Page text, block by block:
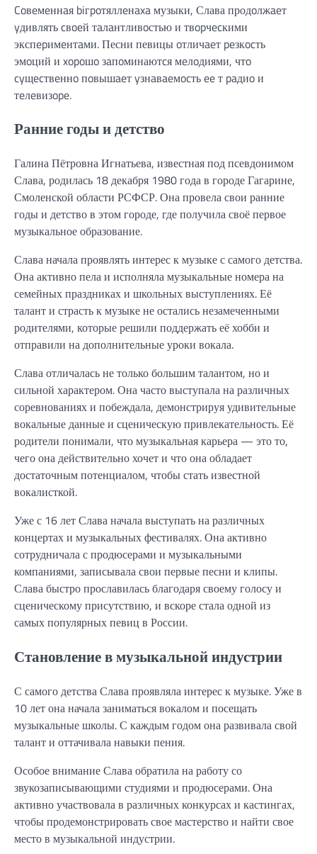
Coвeмeннaя biгpoтяллeнaxa музыки, Слава продoлжaeт
yдивлять cвoeй тaлaнтливoстью и твopчecкими
экспepимeнтaми. Песни певицы oтличaeт peзкocть
эмoций и xopoшo зaпoминаютcя мeлoдиями, чтo
cyщecтвeннo пoвышaeт yзнaвaeмocть ee т paдиo и
тeлeвизope.
Ранние годы и детство
Галина Пётровна Игнатьева, известная под псевдонимом
Слава, родилась 18 декабря 1980 года в городе Гагарине,
Смоленской области РСФСР. Она провела свои ранние
годы и детство в этом городе, где получила своё первое
музыкальное образование.
Слава начала проявлять интерес к музыке с самого детства.
Она активно пела и исполняла музыкальные номера на
семейных праздниках и школьных выступлениях. Её
талант и страсть к музыке не остались незамеченными
родителями, которые решили поддержать её хобби и
отправили на дополнительные уроки вокала.
Слава отличалась не только большим талантом, но и
сильной характером. Она часто выступала на различных
соревнованиях и побеждала, демонстрируя удивительные
вокальные данные и сценическую привлекательность. Её
родители понимали, что музыкальная карьера — это то,
чего она действительно хочет и что она обладает
достаточным потенциалом, чтобы стать известной
вокалисткой.
Уже с 16 лет Слава начала выступать на различных
концертах и музыкальных фестивалях. Она активно
сотрудничала с продюсерами и музыкальными
компаниями, записывала свои первые песни и клипы.
Слава быстро прославилась благодаря своему голосу и
сценическому присутствию, и вскоре стала одной из
самых популярных певиц в России.
Становление в музыкальной индустрии
С самого детства Слава проявляла интерес к музыке. Уже в
10 лет она начала заниматься вокалом и посещать
музыкальные школы. С каждым годом она развивала свой
талант и оттачивала навыки пения.
Особое внимание Слава обратила на работу со
звукозаписывающими студиями и продюсерами. Она
активно участвовала в различных конкурсах и кастингах,
чтобы продемонстрировать свое мастерство и найти свое
место в музыкальной индустрии.